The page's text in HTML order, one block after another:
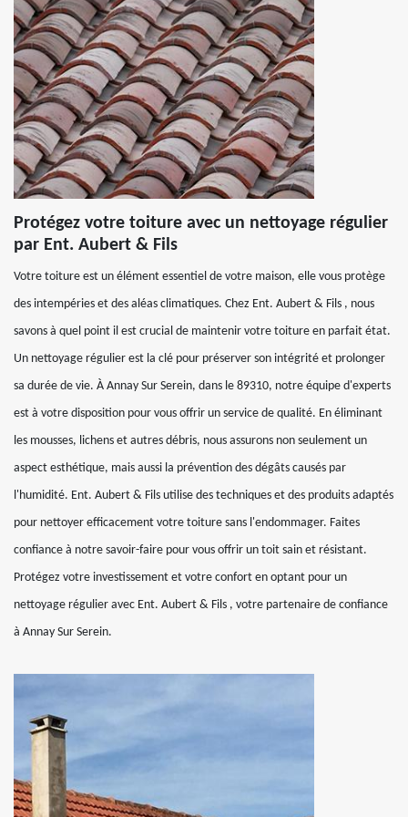
Protégez votre toiture avec un nettoyage régulier
par Ent. Aubert & Fils
Votre toiture est un élément essentiel de votre maison, elle vous protège
des intempéries et des aléas climatiques. Chez Ent. Aubert & Fils , nous
savons à quel point il est crucial de maintenir votre toiture en parfait état.
Un nettoyage régulier est la clé pour préserver son intégrité et prolonger
sa durée de vie. À Annay Sur Serein, dans le 89310, notre équipe d'experts
est à votre disposition pour vous offrir un service de qualité. En éliminant
les mousses, lichens et autres débris, nous assurons non seulement un
aspect esthétique, mais aussi la prévention des dégâts causés par
l'humidité. Ent. Aubert & Fils utilise des techniques et des produits adaptés
pour nettoyer efficacement votre toiture sans l'endommager. Faites
confiance à notre savoir-faire pour vous offrir un toit sain et résistant.
Protégez votre investissement et votre confort en optant pour un
nettoyage régulier avec Ent. Aubert & Fils , votre partenaire de confiance
à Annay Sur Serein.